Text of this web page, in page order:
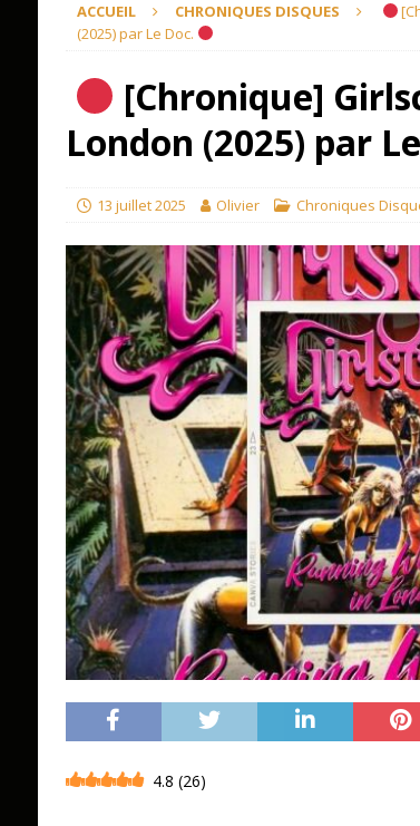
ACCUEIL CHRONIQUES DISQUES
(2025) par Le Doc.
[Chronique]
London (2025) par
13 juillet 2025 Olivier Chroniques
4.8 (26)